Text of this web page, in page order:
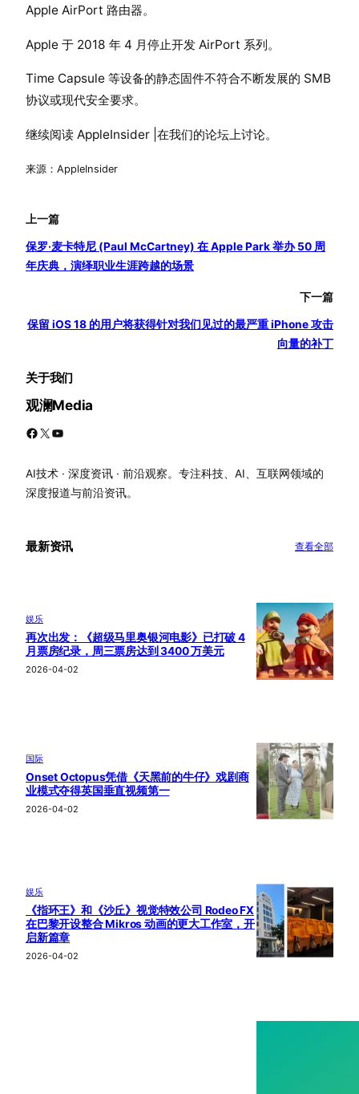
Apple AirPort 路由器。
Apple 于 2018 年 4 月停止开发 AirPort 系列。
Time Capsule 等设备的静态固件不符合不断发展的 SMB
协议或现代安全要求。
继续阅读 AppleInsider |在我们的论坛上讨论。
来源：AppleInsider
上一篇
保罗·麦卡特尼 (Paul McCartney) 在 Apple Park 举办 50 周
年庆典，演绎职业生涯跨越的场景
下一篇
保留 iOS 18 的用户将获得针对我们见过的最严重 iPhone 攻击
向量的补丁
关于我们
观澜Media
Facebook X YouTube
AI技术 · 深度资讯 · 前沿观察。专注科技、AI、互联网领域的
深度报道与前沿资讯。
最新资讯 查看全部
娱乐
再次出发：《超级马里奥银河电影》已打破 4
月票房纪录，周三票房达到 3400 万美元
2026-04-02
国际
Onset Octopus凭借《天黑前的牛仔》戏剧商
业模式夺得英国垂直视频第一
2026-04-02
娱乐
《指环王》和《沙丘》视觉特效公司 Rodeo FX
在巴黎开设整合 Mikros 动画的更大工作室，开
启新篇章
2026-04-02